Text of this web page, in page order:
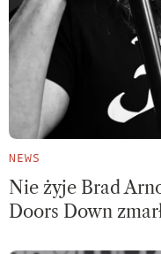
NEWS
Nie żyje Brad
Doors Down